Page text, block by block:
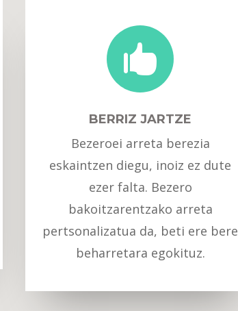

BERRIZ JARTZE
Bezeroei arreta berezia
eskaintzen diegu, inoiz ez dute
ezer falta. Bezero
bakoitzarentzako arreta
pertsonalizatua da, beti ere bere
beharretara egokituz.